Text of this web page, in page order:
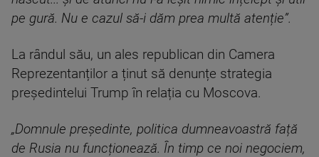
pe gură. Nu e cazul să-i dăm prea multă atenție”.
La rândul său, un ales republican din Camera
Reprezentanților a ținut să denunțe strategia
președintelui Trump în relația cu Moscova.
„Domnule președinte, politica dumneavoastră față
de Rusia nu funcționează. În timp ce noi negociem,